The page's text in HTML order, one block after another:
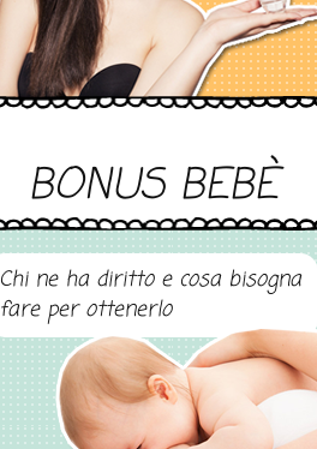
BONUS BEBÈ
Chi ne ha diritto e cosa bisogna
fare per ottenerlo